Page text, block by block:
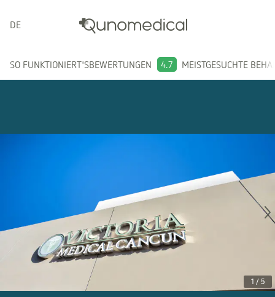
DEUTSCH
SO FUNKTIONIERT'SBEWERTUNGEN 4.7 MEISTGESUCHTE
1 / 5